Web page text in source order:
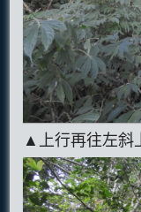
▲上行再往左斜